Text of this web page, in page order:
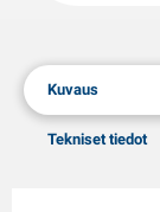
Kuvaus
Tekniset tiedot